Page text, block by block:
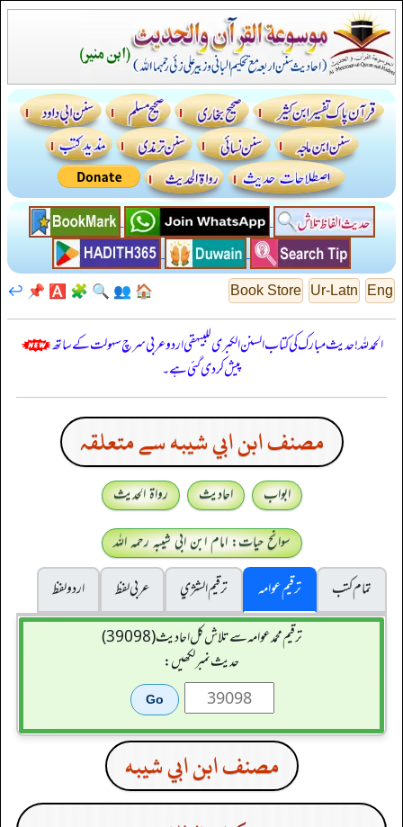
Eng
Ur-Latn
Book Store
🏠
👥
🔍
🧩
🅰️
📌
↩️
الحمدللہ! حدیث مبارک کی کتاب السنن الكبرى للبيهقي اردو عربی سرچ سہولت کے ساتھ
پیش کر دی گئی ہے۔
مصنف ابن ابي شيبه سے متعلقہ
ابواب احادیث
رواۃ الحدیث
سوانح حیات: امام ابن ابی شیبہ رحمہ اللہ
تمام کتب
ترقیم عوامہ ترقيم الشژي عربی لفظ
اردو لفظ
ترقیم محمدعوامہ سے تلاش کل احادیث (39098)
حدیث نمبر لکھیں:
مصنف ابن ابي شيبه